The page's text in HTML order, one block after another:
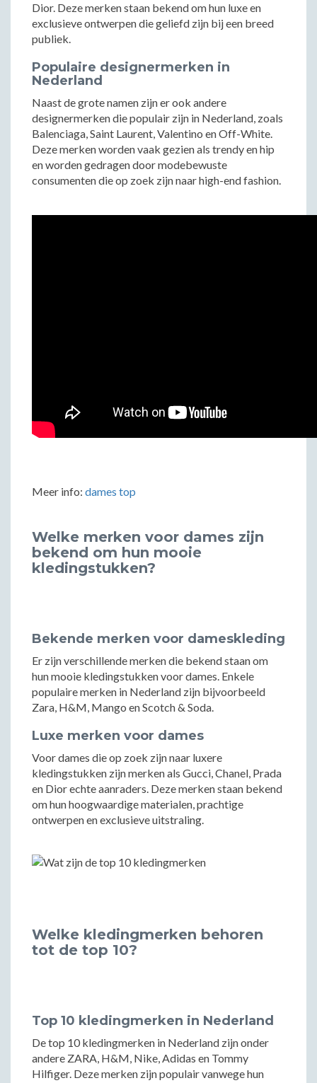
Dior. Deze merken staan bekend om hun luxe en
exclusieve ontwerpen die geliefd zijn bij een breed
publiek.
Populaire designermerken in
Nederland
Naast de grote namen zijn er ook andere
designermerken die populair zijn in Nederland, zoals
Balenciaga, Saint Laurent, Valentino en Off-White.
Deze merken worden vaak gezien als trendy en hip
en worden gedragen door modebewuste
consumenten die op zoek zijn naar high-end fashion.
Meer info: dames top
Welke merken voor dames zijn
bekend om hun mooie
kledingstukken?
Bekende merken voor dameskleding
Er zijn verschillende merken die bekend staan om
hun mooie kledingstukken voor dames. Enkele
populaire merken in Nederland zijn bijvoorbeeld
Zara, H&M, Mango en Scotch & Soda.
Luxe merken voor dames
Voor dames die op zoek zijn naar luxere
kledingstukken zijn merken als Gucci, Chanel, Prada
en Dior echte aanraders. Deze merken staan bekend
om hun hoogwaardige materialen, prachtige
ontwerpen en exclusieve uitstraling.
Welke kledingmerken behoren
tot de top 10?
Top 10 kledingmerken in Nederland
De top 10 kledingmerken in Nederland zijn onder
andere ZARA, H&M, Nike, Adidas en Tommy
Hilfiger. Deze merken zijn populair vanwege hun